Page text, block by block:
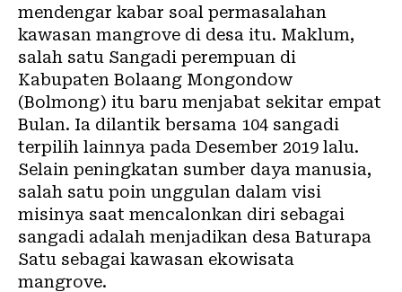
mendengar kabar soal permasalahan
kawasan mangrove di desa itu. Maklum,
salah satu Sangadi perempuan di
Kabupaten Bolaang Mongondow
(Bolmong) itu baru menjabat sekitar empat
Bulan. Ia dilantik bersama 104 sangadi
terpilih lainnya pada Desember 2019 lalu.
Selain peningkatan sumber daya manusia,
salah satu poin unggulan dalam visi
misinya saat mencalonkan diri sebagai
sangadi adalah menjadikan desa Baturapa
Satu sebagai kawasan ekowisata
mangrove.